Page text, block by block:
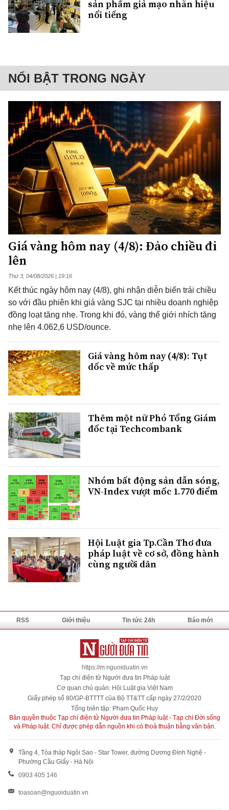
sản phẩm giả mạo nhãn hiệu
nổi tiếng
NỔI BẬT TRONG NGÀY
Giá vàng hôm nay (4/8): Đảo chiều đi
lên
Thứ 3, 04/08/2026 | 19:16
Kết thúc ngày hôm nay (4/8), ghi nhận diễn biến trái chiều
so với đầu phiên khi giá vàng SJC tại nhiều doanh nghiệp
đồng loạt tăng nhẹ. Trong khi đó, vàng thế giới nhích tăng
nhẹ lên 4.062,6 USD/ounce.
Giá vàng hôm nay (4/8): Tụt
dốc về mức thấp
Thêm một nữ Phó Tổng Giám
đốc tại Techcombank
Nhóm bất động sản dẫn sóng,
VN-Index vượt mốc 1.770 điểm
Hội Luật gia Tp.Cần Thơ đưa
pháp luật về cơ sở, đồng hành
cùng người dân
RSS Giới thiệu Tin tức 24h Báo mới
https://m.nguoiduatin.vn
Tạp chí điện tử Người đưa tin Pháp luật
Cơ quan chủ quản: Hội Luật gia Việt Nam
Giấy phép số 80/GP-BTTTT của Bộ TT&TT cấp ngày 27/2/2020
Tổng biên tập: Phạm Quốc Huy
Bản quyền thuộc Tạp chí điện tử Người đưa tin Pháp luật - Tạp chí Đời sống
và Pháp luật. Chỉ được phép dẫn nguồn khi có thoả thuận bằng văn bản.
Tầng 4, Tòa tháp Ngôi Sao - Star Tower, đường Dương Đình Nghệ -
Phường Cầu Giấy - Hà Nội
0903 405 146
toasoan@nguoiduatin.vn